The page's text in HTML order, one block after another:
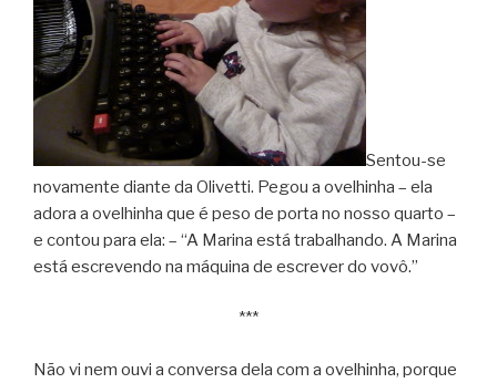
Sentou-se
novamente diante da Olivetti. Pegou a ovelhinha – ela
adora a ovelhinha que é peso de porta no nosso quarto –
e contou para ela: – “A Marina está trabalhando. A Marina
está escrevendo na máquina de escrever do vovô.”
***
Não vi nem ouvi a conversa dela com a ovelhinha, porque